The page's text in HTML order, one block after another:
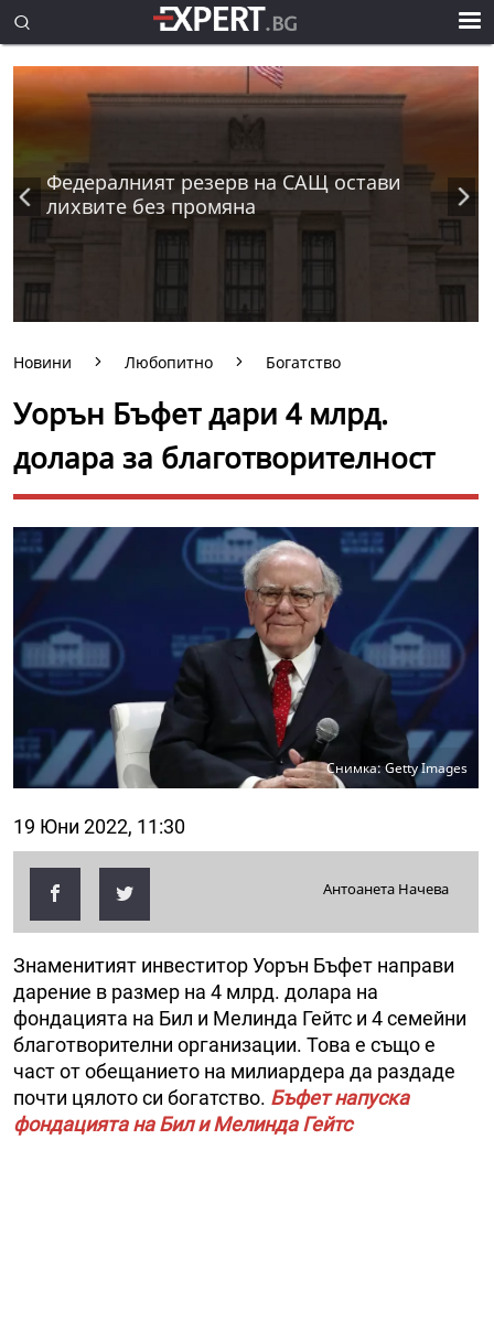
Федералният резерв на САЩ остави
лихвите без промяна
Новини Любопитно Богатство
Уорън Бъфет дари 4 млрд.
долара за благотворителност
Снимка: Getty Images
19 Юни 2022, 11:30
Антоанета Начева
Знаменитият инвеститор Уорън Бъфет направи
дарение в размер на 4 млрд. долара на
фондацията на Бил и Мелинда Гейтс и 4 семейни
благотворителни организации. Това е също е
част от обещанието на милиардера да раздаде
почти цялото си богатство. Бъфет напуска
фондацията на Бил и Мелинда Гейтс